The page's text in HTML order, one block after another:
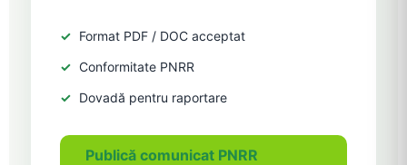
Format PDF / DOC acceptat
Conformitate PNRR
Dovadă pentru raportare
Publică comunicat PNRR